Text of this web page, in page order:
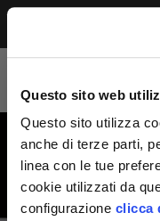
Questo sito web
Questo sito utilizza
anche di terze parti,
linea con le tue
cookie utilizzati da
configurazione clicca
Accesso
Per leggere
abbonato alla
accedi subito
Se non sei